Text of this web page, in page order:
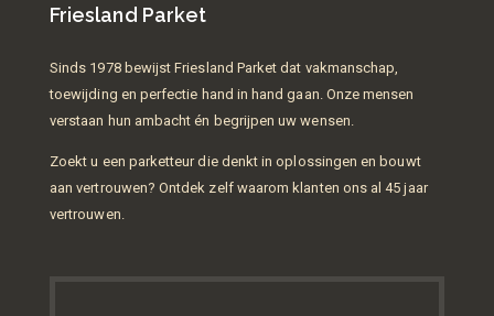
Friesland Parket
Sinds 1978 bewijst Friesland Parket dat vakmanschap,
toewijding en perfectie hand in hand gaan. Onze mensen
verstaan hun ambacht én begrijpen uw wensen.
Zoekt u een parketteur die denkt in oplossingen en bouwt
aan vertrouwen? Ontdek zelf waarom klanten ons al 45 jaar
vertrouwen.